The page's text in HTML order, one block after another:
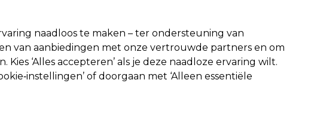
Elektra Beauty Salon interieur Mannen Vegan
naadloos te maken – ter ondersteuning van
van aanbiedingen met onze vertrouwde partners en om
‘Alles accepteren’ als je deze naadloze ervaring wilt.
of doorgaan met ‘Alleen essentiële